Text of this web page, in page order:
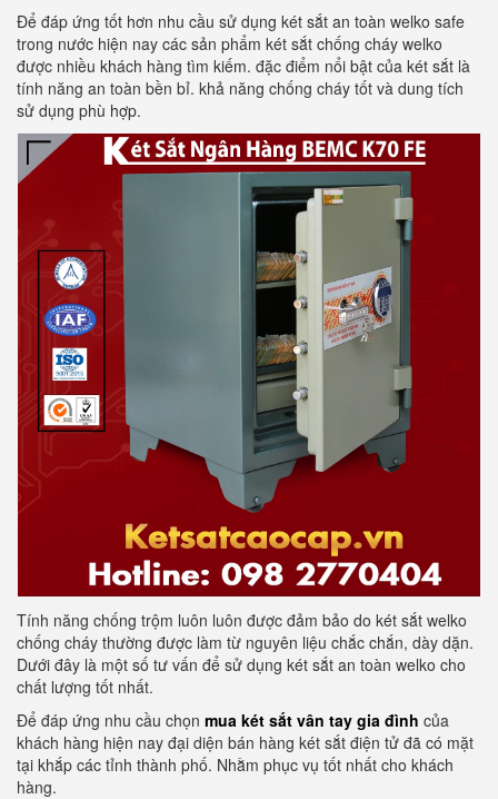
Để đáp ứng tốt hơn nhu cầu sử dụng két sắt an toàn welko safe
trong nước hiện nay các sản phẩm két sắt chống cháy welko
được nhiều khách hàng tìm kiếm. đặc điểm nổi bật của két sắt là
tính năng an toàn bền bỉ. khả năng chống cháy tốt và dung tích
sử dụng phù hợp.
Tính năng chống trộm luôn luôn được đảm bảo do két sắt welko
chống cháy thường được làm từ nguyên liệu chắc chắn, dày dặn.
Dưới đây là một số tư vấn để sử dụng két sắt an toàn welko cho
chất lượng tốt nhất.
Để đáp ứng nhu cầu chọn mua két sắt vân tay gia đình của
khách hàng hiện nay đại diện bán hàng két sắt điện tử đã có mặt
tại khắp các tỉnh thành phố. Nhằm phục vụ tốt nhất cho khách
hàng.